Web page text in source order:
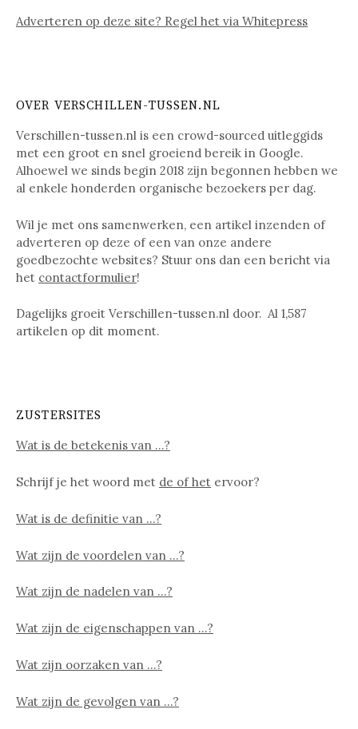
Adverteren op deze site? Regel het via Whitepress
OVER VERSCHILLEN-TUSSEN.NL
Verschillen-tussen.nl is een crowd-sourced uitleggids
met een groot en snel groeiend bereik in Google.
Alhoewel we sinds begin 2018 zijn begonnen hebben we
al enkele honderden organische bezoekers per dag.
Wil je met ons samenwerken, een artikel inzenden of
adverteren op deze of een van onze andere
goedbezochte websites? Stuur ons dan een bericht via
het contactformulier!
Dagelijks groeit Verschillen-tussen.nl door. Al 1,587
artikelen op dit moment.
ZUSTERSITES
Wat is de betekenis van …?
Schrijf je het woord met de of het ervoor?
Wat is de definitie van …?
Wat zijn de voordelen van …?
Wat zijn de nadelen van …?
Wat zijn de eigenschappen van …?
Wat zijn oorzaken van …?
Wat zijn de gevolgen van …?